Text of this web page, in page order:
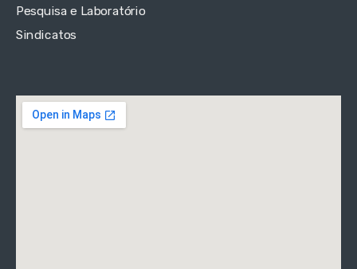
Pesquisa e Laboratório
Sindicatos